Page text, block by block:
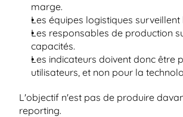
marge.
Les équipes logistiques surveillent
Les responsables de production
capacités.
Les indicateurs doivent donc être
utilisateurs, et non pour la
L'objectif n'est pas de produire
reporting.